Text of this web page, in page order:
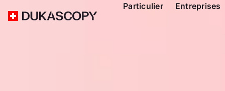
Particulier Entreprises